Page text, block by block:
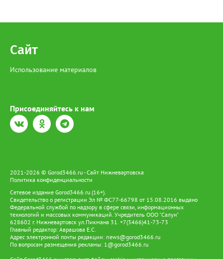
Сайт
Использование материалов
Присоединяйтесь к нам
2021-2026 © Gorod3466.ru - Сайт Нижневартовска
Политика конфиденциальности
Сетевое издание Gorod3466.ru (16+).
Свидетельство о регистрации Эл № ФС77-66798 от 15.08.2016 выдано
Федеральной службой по надзору в сфере связи, информационных
технологий и массовых коммуникаций. Учредитель ООО "Салун"
628602 г. Нижневартовск ул.Пикмана 31. +7(3466)41-73-73
Главный редактор: Аврашова Е.С.
Адрес электронной почты редакции: news@gorod3466.ru
По вопросам размещения рекламы: 1@gorod3466.ru